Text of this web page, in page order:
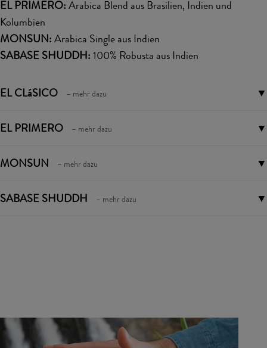
EL PRIMERO:Arabica Blend aus Brasilien, Indien und
Kolumbien
MONSUN:Arabica Single aus Indien
SABASE SHUDDH:100% Robusta aus Indien
EL CLáSICO – mehr dazu ▼
EL PRIMERO – mehr dazu ▼
MONSUN – mehr dazu ▼
SABASE SHUDDH – mehr dazu ▼